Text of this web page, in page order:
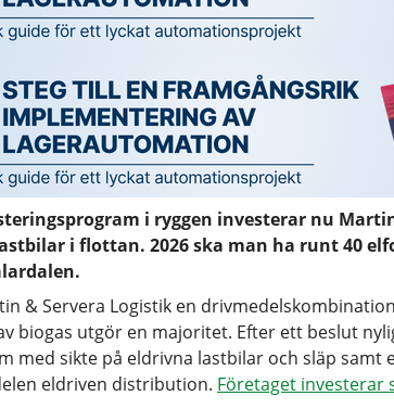
i ryggen investerar nu
i flottan. 2026 ska man ha runt 40
& Servera Logistik en
biogas utgör en majoritet. Efter ett beslut
med sikte på eldrivna lastbilar och släp
eldriven distribution. Företaget investerar